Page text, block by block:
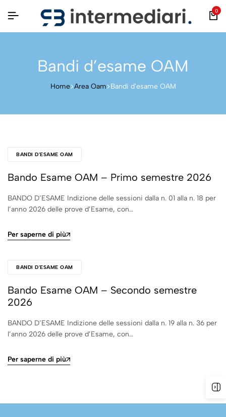
0
Bandi d’esame OAM
Home Area Oam Bandi d'esame OAM
BANDI D'ESAME OAM
Bando Esame OAM – Primo semestre 2026
BANDO D’ESAME Indizione delle sessioni dalla n. 01 alla n. 18 per
l’anno 2026 delle prove d’Esame, con…
Per saperne di più
BANDI D'ESAME OAM
Bando Esame OAM – Secondo semestre
2026
BANDO D’ESAME Indizione delle sessioni dalla n. 19 alla n. 36 per
l’anno 2026 delle prove d’Esame, con…
Per saperne di più